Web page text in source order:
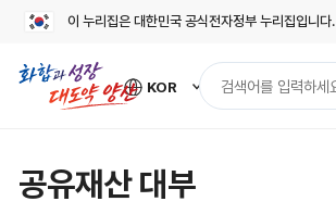
이 누리집은 대한민국 공식전자정부 누리집입니다.
검
색
KOR
이
트
공유재산 대부